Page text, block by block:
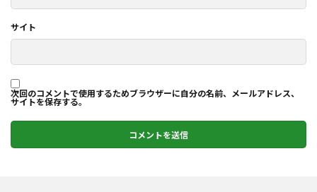
サイト
次回のコメントで使用するためブラウザーに自分の名前、メールアドレス、
サイトを保存する。